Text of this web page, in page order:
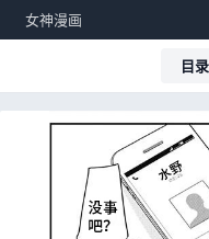
女神漫画
目录